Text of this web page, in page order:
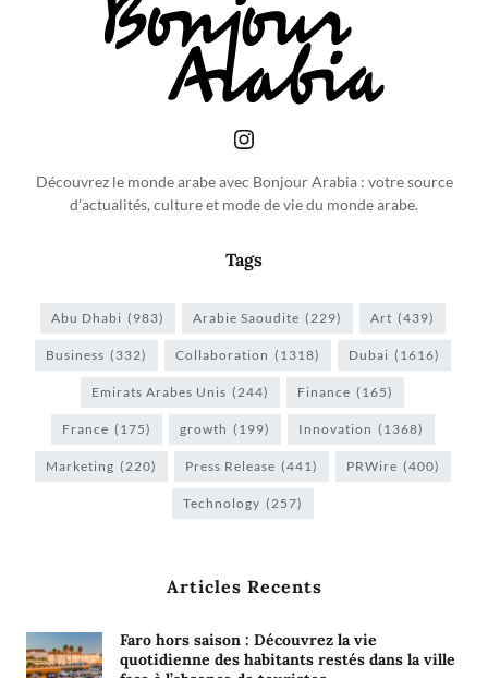
Découvrez le monde arabe avec Bonjour Arabia : votre source
d'actualités, culture et mode de vie du monde arabe.
Tags
Abu Dhabi (983) Arabie Saoudite (229) Art (439)
Business (332) Collaboration (1318) Dubai (1616)
Emirats Arabes Unis (244) Finance (165)
France (175) growth (199) Innovation (1368)
Marketing (220) Press Release (441) PRWire (400)
Technology (257)
Articles Recents
Faro hors saison : Découvrez la vie
quotidienne des habitants restés dans la ville